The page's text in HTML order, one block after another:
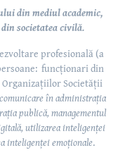
din mediul academic,
societatea civilă.
profesională (a
funcționari din
Societății
în administrația
publică, managementul
utilizarea inteligenței
inteligenței emoționale.